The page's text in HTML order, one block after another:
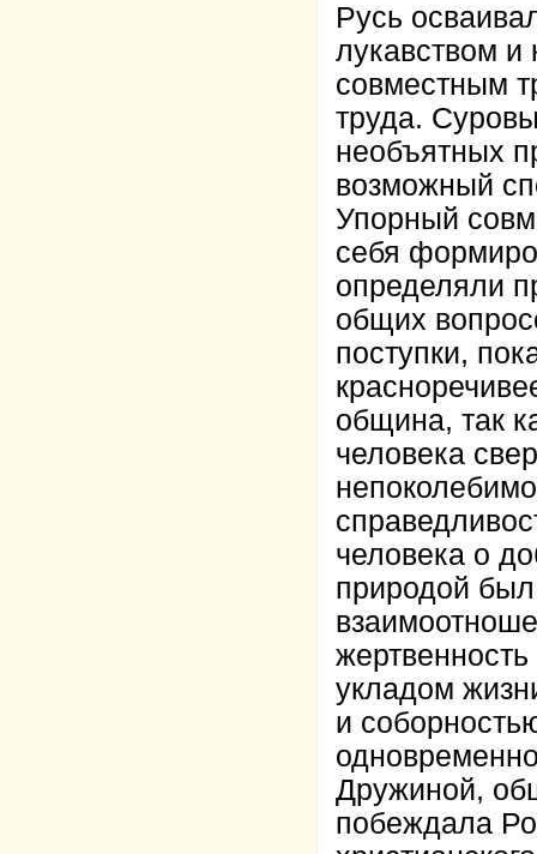
Русь
лукавством и
совместным
труда.
необъятных
возможный
Упорный
себя
определяли
общих
поступки,
община, так
человека
человека о
природой
укладом
и
Дружиной,
побеждала